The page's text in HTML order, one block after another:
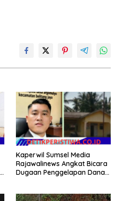
Kaperwil Sumsel Media
Rajawalinews Angkat Bicara
Dugaan Penggelapan Dana
Hilang 3 Bulan Bawa